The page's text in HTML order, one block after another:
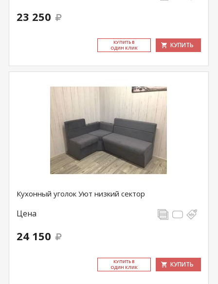
23 250
КУ­ПИТЬ В
ОДИН КЛИК
КУПИТЬ
Кухонный уголок Уют низкий сектор
Цена
24 150
КУ­ПИТЬ В
ОДИН КЛИК
КУПИТЬ